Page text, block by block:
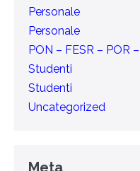
Personale
Personale
PON – FESR – POR
Studenti
Studenti
Uncategorized
Meta